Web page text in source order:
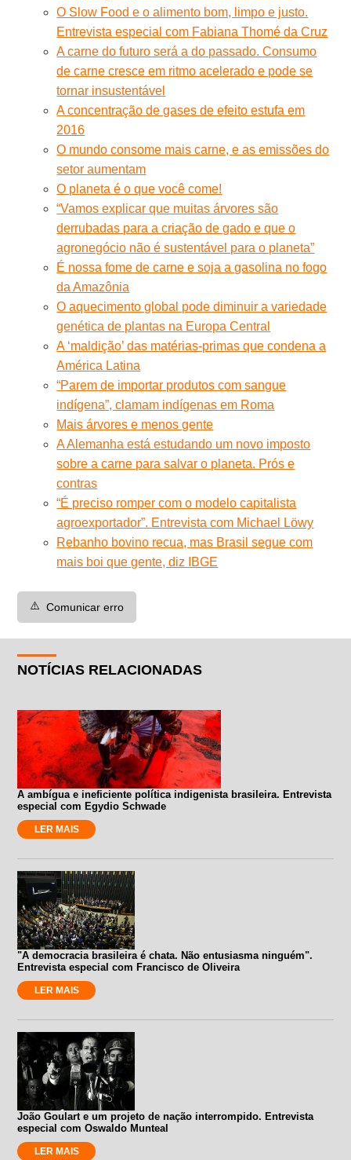
O Slow Food e o alimento bom, limpo e justo.
Entrevista especial com Fabiana Thomé da Cruz
A carne do futuro será a do passado. Consumo
de carne cresce em ritmo acelerado e pode se
tornar insustentável
A concentração de gases de efeito estufa em
2016
O mundo consome mais carne, e as emissões do
setor aumentam
O planeta é o que você come!
“Vamos explicar que muitas árvores são
derrubadas para a criação de gado e que o
agronegócio não é sustentável para o planeta”
É nossa fome de carne e soja a gasolina no fogo
da Amazônia
O aquecimento global pode diminuir a variedade
genética de plantas na Europa Central
A ‘maldição’ das matérias-primas que condena a
América Latina
“Parem de importar produtos com sangue
indígena”, clamam indígenas em Roma
Mais árvores e menos gente
A Alemanha está estudando um novo imposto
sobre a carne para salvar o planeta. Prós e
contras
“É preciso romper com o modelo capitalista
agroexportador”. Entrevista com Michael Löwy
Rebanho bovino recua, mas Brasil segue com
mais boi que gente, diz IBGE
⚠️ Comunicar erro
NOTÍCIAS RELACIONADAS
A ambígua e ineficiente política indigenista brasileira. Entrevista
especial com Egydio Schwade
LER MAIS
"A democracia brasileira é chata. Não entusiasma ninguém".
Entrevista especial com Francisco de Oliveira
LER MAIS
João Goulart e um projeto de nação interrompido. Entrevista
especial com Oswaldo Munteal
LER MAIS